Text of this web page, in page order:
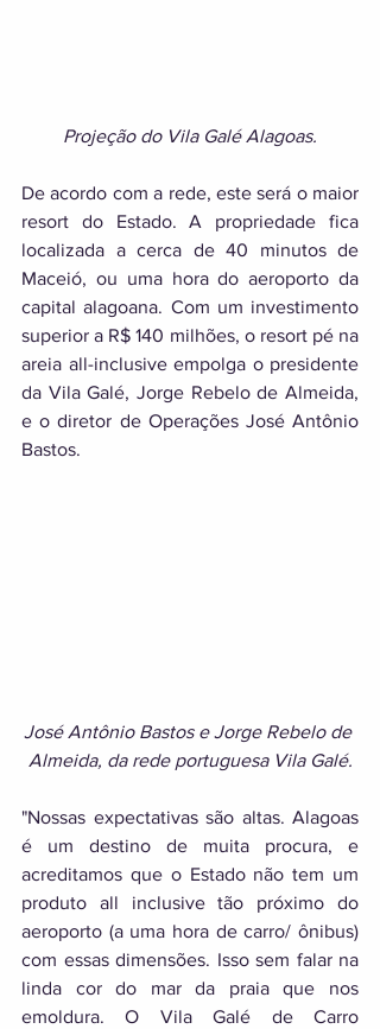
Projeção do Vila Galé Alagoas.
De acordo com a rede, este será o maior
resort do Estado. A propriedade fica
localizada a cerca de 40 minutos de
Maceió, ou uma hora do aeroporto da
capital alagoana. Com um investimento
superior a R$ 140 milhões, o resort pé na
areia all-inclusive empolga o presidente
da Vila Galé, Jorge Rebelo de Almeida,
e o diretor de Operações José Antônio
Bastos.
José Antônio Bastos e Jorge Rebelo de
Almeida, da rede portuguesa Vila Galé.
"Nossas expectativas são altas. Alagoas
é um destino de muita procura, e
acreditamos que o Estado não tem um
produto all inclusive tão próximo do
aeroporto (a uma hora de carro/ ônibus)
com essas dimensões. Isso sem falar na
linda cor do mar da praia que nos
emoldura. O Vila Galé de Carro